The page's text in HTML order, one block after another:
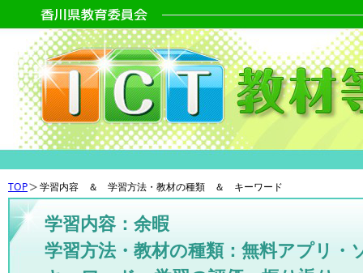
TOP 学習内容 ＆ 学習方法・教材の種類 ＆ キーワード
学習内容：余暇
学習方法・教材の種類：無料アプリ・